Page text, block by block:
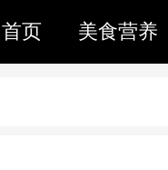
首页 美食营养